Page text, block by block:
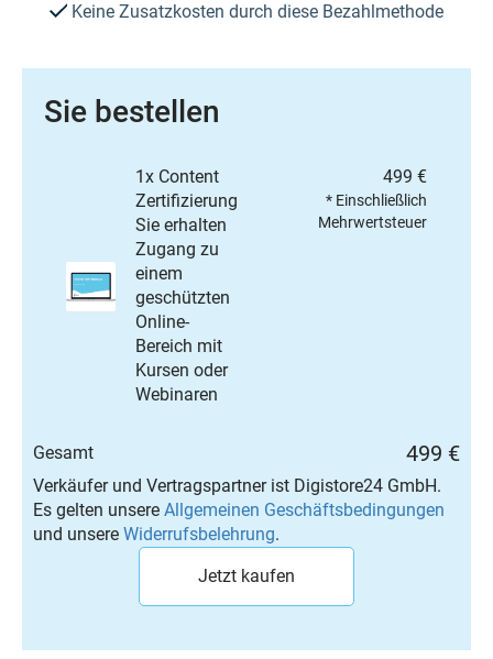
Keine Zusatzkosten durch diese Bezahlmethode
Sie bestellen
1x Content
Zertifizierung
Sie erhalten
Zugang zu
einem
geschützten
Online-
Bereich mit
Kursen oder
Webinaren
499 €
* Einschließlich
Mehrwertsteuer
Gesamt 499 €
Verkäufer und Vertragspartner ist Digistore24 GmbH.
Es gelten unsere Allgemeinen Geschäftsbedingungen
und unsere Widerrufsbelehrung.
Jetzt kaufen